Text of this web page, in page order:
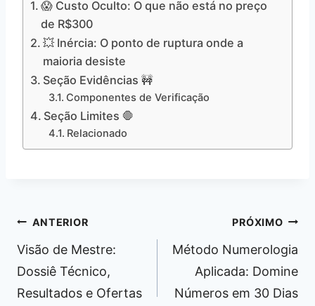
😱 Custo Oculto: O que não está no preço
de R$300
💥 Inércia: O ponto de ruptura onde a
maioria desiste
Seção Evidências 🚧
Componentes de Verificação
Seção Limites 🛑
Relacionado
Navegação
de
Post
ANTERIOR
Visão de Mestre:
Dossiê Técnico,
Resultados e Ofertas
PRÓXIMO
Método Numerologia
Aplicada: Domine
Números em 30 Dias